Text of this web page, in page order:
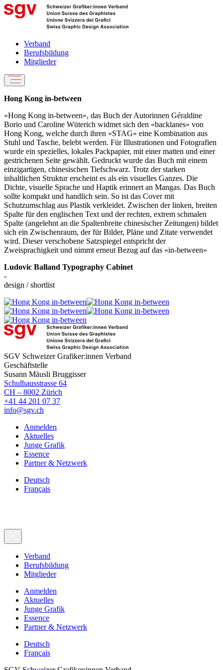
Verband
Berufsbildung
Mitglieder
Hong Kong in-between
«Hong Kong in-between», das Buch der Autorinnen Géraldine
Borio und Caroline Wüterich widmet sich den «backlanes» von
Hong Kong, welche durch ihren «STAG» eine Kombination aus
Stuhl und Tasche, belebt werden. Für Illustrationen und Fotografien
wurde ein spezielles, lokales Packpapier, mit einer matten und einer
gestrichenen Seite gewählt. Gedruckt wurde das Buch mit einem
einzigartigen, chinesischen Tiefschwarz. Trotz der starken
inhaltlichen Struktur erscheint es als ein visuelles Ganzes. Die
Dichte, visuelle Sprache und Haptik erinnert an Mangas. Das Buch
sollte kompakt und handlich sein. So ist das Cover mit
Schutzumschlag aus Plastik verkleidet. Zwischen der linken, breiten
Spalte für den englischen Text und der rechten, extrem schmalen
Spalte (angelehnt an die Spaltenbreite chinesischer Zeitungen) bildet
sich ein Zwischenraum, der für Bilder, Pläne und Zitate verwendet
wird. Dieser verschobene Satzspiegel entspricht der
Zweisprachigkeit und nimmt erneut Bezug auf das «in-between»
Ludovic Balland Typography Cabinet
-
design / shortlist
SGV Schweizer Grafiker:innen Verband
Geschäftstelle
Susann Mäusli Bruggisser
Schulhausstrasse 64
CH – 8002 Zürich
+41 44 201 07 37
info@sgv.ch
Anmelden
Aktuelles
Junge Grafik
Essence
Partner & Netzwerk
Deutsch
Français
Verband
Berufsbildung
Mitglieder
Anmelden
Aktuelles
Junge Grafik
Essence
Partner & Netzwerk
Deutsch
Français